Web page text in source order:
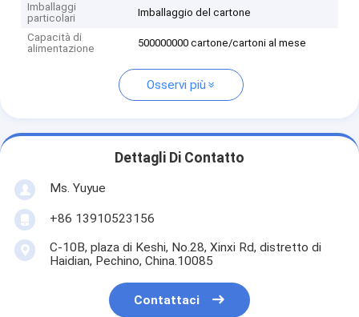
Imballaggi
particolari
Imballaggio del cartone
Capacità di
alimentazione
500000000 cartone/cartoni al mese
Osservi più
Dettagli Di Contatto
Ms. Yuyue
+86 13910523156
C-10B, plaza di Keshi, No.28, Xinxi Rd, distretto di
Haidian, Pechino, China.10085
Contattaci